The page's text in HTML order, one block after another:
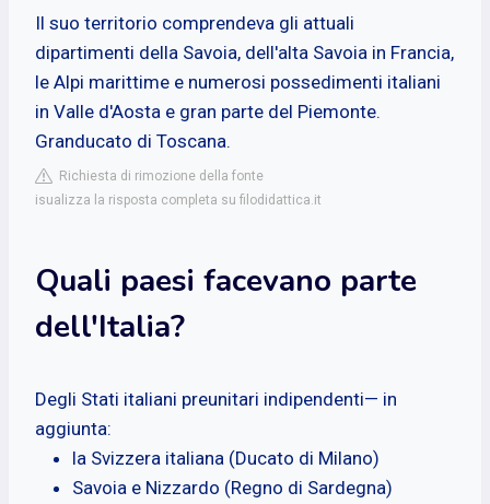
Il suo territorio comprendeva gli attuali
dipartimenti della Savoia, dell'alta Savoia in Francia,
le Alpi marittime e numerosi possedimenti italiani
in Valle d'Aosta e gran parte del Piemonte.
Granducato di Toscana.
Richiesta di rimozione della fonte
isualizza la risposta completa su filodidattica.it
Quali paesi facevano parte
dell'Italia?
Degli Stati italiani preunitari indipendenti— in
aggiunta:
la Svizzera italiana (Ducato di Milano)
Savoia e Nizzardo (Regno di Sardegna)